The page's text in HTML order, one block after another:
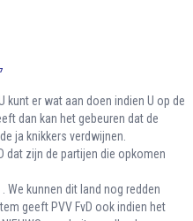
kunt er wat aan doen indien U op de
dan kan het gebeuren dat de
ja knikkers verdwijnen.
dat zijn de partijen die opkomen
We kunnen dit land nog redden
geeft PVV FvD ook indien het